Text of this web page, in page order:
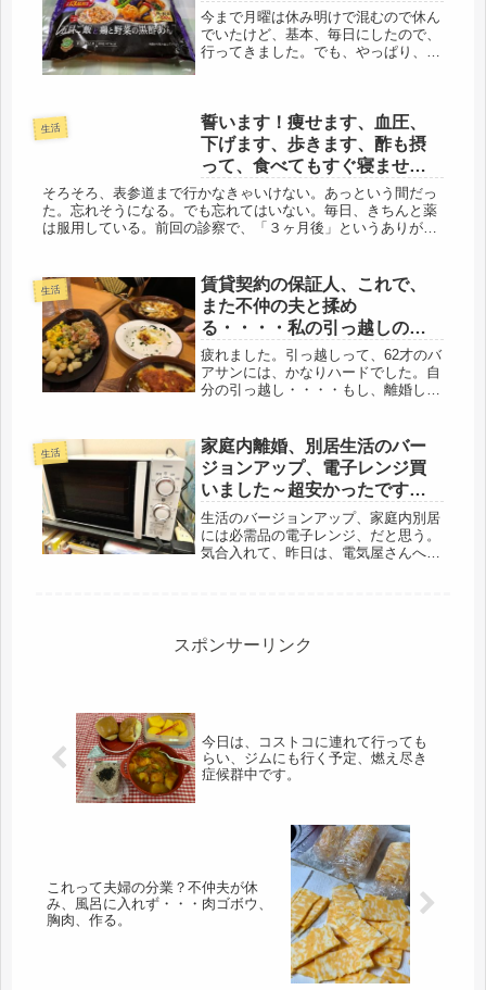
今まで月曜は休み明けで混むので休ん
でいたけど、基本、毎日にしたので、
行ってきました。でも、やっぱり、カ
と介護保険料を支払いに銀行に。２０
日...
生活
誓います！痩せます、血圧、
下げます、歩きます、酢も摂
って、食べてもすぐ寝ませ
ん。
そろそろ、表参道まで行かなきゃいけない。あっという間だっ
た。忘れそうになる。でも忘れてはいない。毎日、きちんと薬
は服用している。前回の診察で、「３ヶ月後」というありがた
生活
賃貸契約の保証人、これで、
また不仲の夫と揉め
る・・・・私の引っ越しの時
の保証人は？
疲れました。引っ越しって、62才のバ
アサンには、かなりハードでした。自
分の引っ越し・・・・もし、離婚し
もいきり断捨離して、身一つで引っ越
さないと、寝込むな・・・・そんな事
を考えた...
生活
家庭内離婚、別居生活のバー
ジョンアップ、電子レンジ買
いました～超安かったです、
温かいです。
生活のバージョンアップ、家庭内別居
には必需品の電子レンジ、だと思う。
気合入れて、昨日は、電気屋さんへ行
スポンサーリンク
今日は、コストコに連れて行っても
らい、ジムにも行く予定、燃え尽き
症候群中です。
これって夫婦の分業？不仲夫が休
み、風呂に入れず・・・肉ゴボウ、
胸肉、作る。